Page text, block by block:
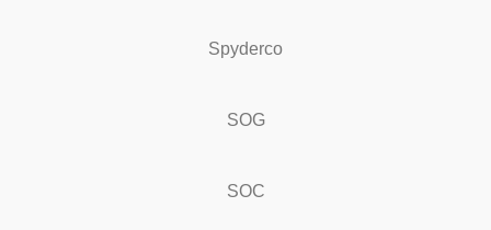
Spyderco
SOG
SOC